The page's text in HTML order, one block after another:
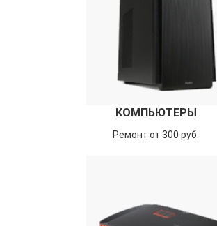
КОМПЬЮТЕРЫ
Ремонт от 300 руб.